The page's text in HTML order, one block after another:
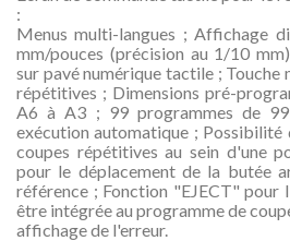
:
Menus multi-langues ; Affichage
mm/pouces (précision au 1/10
sur pavé numérique tactile ; Touche
répétitives ; Dimensions pré-
A6 à A3 ; 99 programmes de 99
exécution automatique ; Possibilité
coupes répétitives au sein d'une
pour le déplacement de la butée
référence ; Fonction "EJECT" pour
être intégrée au programme de
affichage de l'erreur.